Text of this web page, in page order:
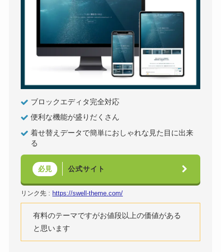
ブロックエディタ完全対応
便利な機能が盛りだくさん
着せ替えデータで簡単におしゃれな見た目に出来
る
必見 公式サイト
リンク先 : https://swell-theme.com/
有料のテーマですがお値段以上の価値がある
と思います